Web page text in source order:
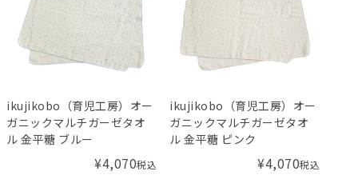
ikujikobo（育児工房）オー
ガニックマルチガーゼタオ
ル 金平糖 ブルー
¥4,070税込
ikujikobo（育児工房）オー
ガニックマルチガーゼタオ
ル 金平糖 ピンク
¥4,070税込